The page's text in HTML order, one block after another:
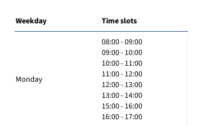
Weekday Time slots
Monday
08:00 - 09:00
09:00 - 10:00
10:00 - 11:00
11:00 - 12:00
12:00 - 13:00
13:00 - 14:00
15:00 - 16:00
16:00 - 17:00